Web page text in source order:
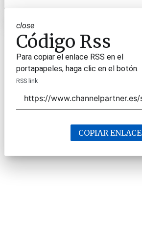
close
Código Rss
Para copiar el enlace RSS en el
portapapeles, haga clic en el botón.
RSS link
COPIAR ENLACE